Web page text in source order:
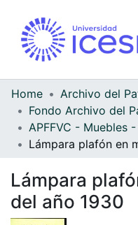
Home
Lámpara
del año 1930